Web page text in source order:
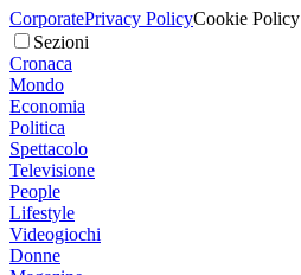
CorporatePrivacy PolicyCookie Policy
Sezioni
Cronaca
Mondo
Economia
Politica
Spettacolo
Televisione
People
Lifestyle
Videogiochi
Donne